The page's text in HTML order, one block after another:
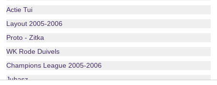
Actie Tui
Layout 2005-2006
Proto - Zitka
WK Rode Duivels
Champions League 2005-2006
Juhasz